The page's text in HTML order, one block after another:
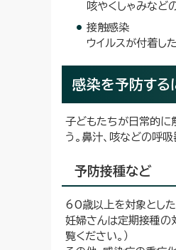
咳やくしゃみなど
接触感染
ウイルスが付着し
感染を予防する
子どもたちが日常的に
う。鼻汁、咳などの呼
予防接種など
60歳以上を対象とした
妊婦さんは定期接種の
覧ください。）